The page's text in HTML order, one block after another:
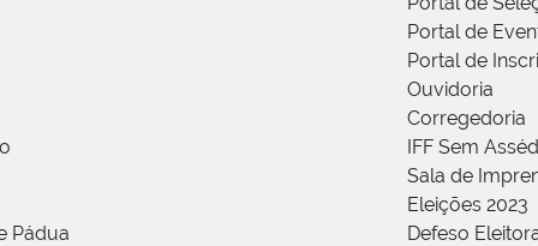
Pádua
Portal de
Portal de
Ouvidoria
Corregedoria
IFF Sem
Sala de
Eleições 2023
Defeso